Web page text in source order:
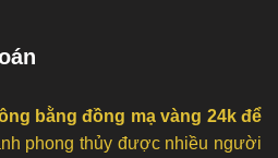
bằng đồng mạ vàng 24k để
phong thủy được nhiều người